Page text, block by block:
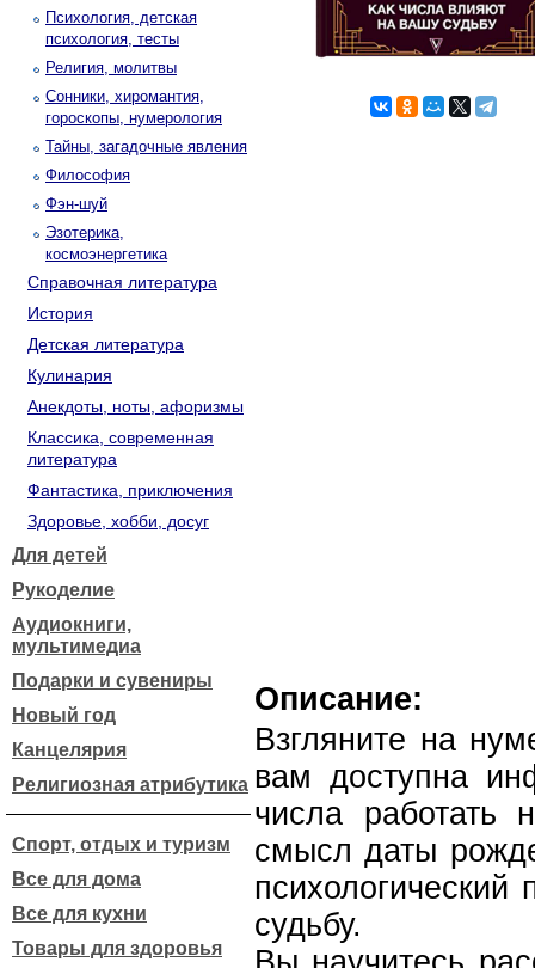
Психология, детская
психология, тесты
Религия, молитвы
Сонники, хиромантия,
гороскопы, нумерология
Тайны, загадочные явления
Философия
Фэн-шуй
Эзотерика,
космоэнергетика
Справочная литература
История
Детская литература
Кулинария
Анекдоты, ноты, афоризмы
Классика, современная
литература
Фантастика, приключения
Здоровье, хобби, досуг
Для детей
Рукоделие
Аудиокниги,
мультимедиа
Подарки и сувениры
Новый год
Канцелярия
Религиозная атрибутика
Спорт, отдых и туризм
Все для дома
Все для кухни
Товары для здоровья
Описание:
Взгляните на
вам доступна
числа работать
смысл даты
психологический
судьбу.